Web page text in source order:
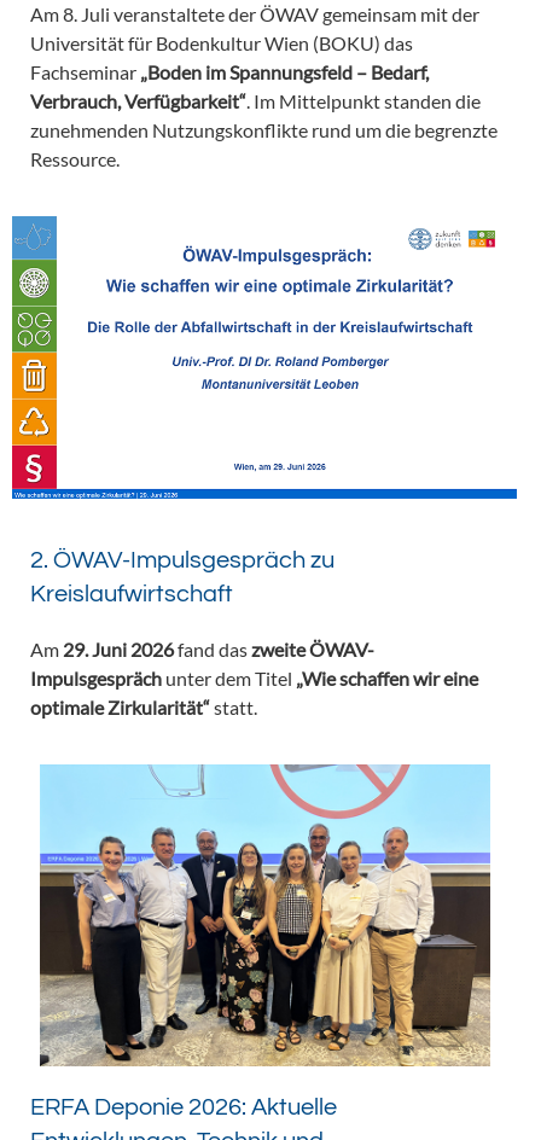
Am 8. Juli veranstaltete der ÖWAV gemeinsam mit der
Universität für Bodenkultur Wien (BOKU) das
Fachseminar „Boden im Spannungsfeld – Bedarf,
Verbrauch, Verfügbarkeit“ . Im Mittelpunkt standen die
zunehmenden Nutzungskonflikte rund um die begrenzte
Ressource.
2. ÖWAV-Impulsgespräch zu
Kreislaufwirtschaft
Am 29. Juni 2026fand daszweite ÖWAV-
Impulsgespräch unter dem Titel „Wie schaffen wir eine
optimale Zirkularität“statt.
ERFA Deponie 2026: Aktuelle